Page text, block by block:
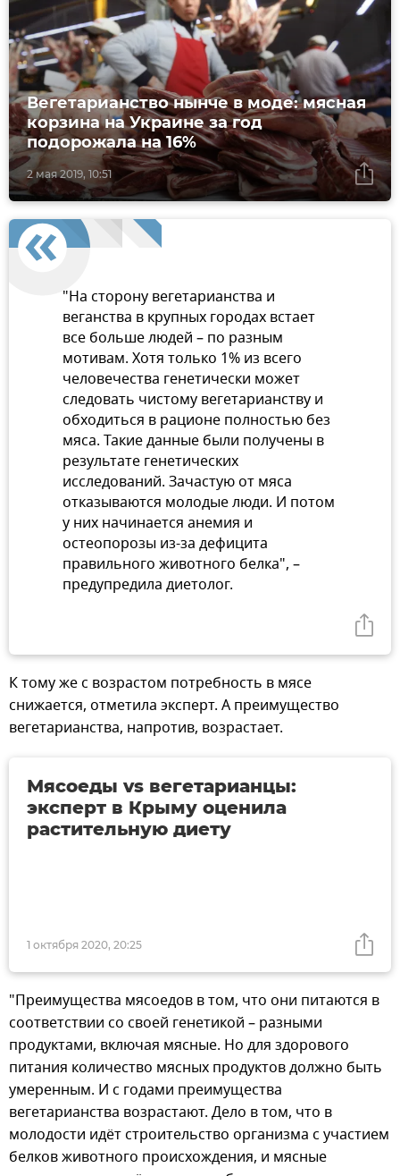
2 мая 2019, 10:51
Вегетарианство нынче в моде: мясная
корзина на Украине за год
подорожала на 16%
"На сторону вегетарианства и
веганства в крупных городах встает
все больше людей – по разным
мотивам. Хотя только 1% из всего
человечества генетически может
следовать чистому вегетарианству и
обходиться в рационе полностью без
мяса. Такие данные были получены в
результате генетических
исследований. Зачастую от мяса
отказываются молодые люди. И потом
у них начинается анемия и
остеопорозы из-за дефицита
правильного животного белка", –
предупредила диетолог.
К тому же с возрастом потребность в мясе
снижается, отметила эксперт. А преимущество
вегетарианства, напротив, возрастает.
1 октября 2020, 20:25
Мясоеды vs вегетарианцы:
эксперт в Крыму оценила
растительную диету
"Преимущества мясоедов в том, что они питаются в
соответствии со своей генетикой – разными
продуктами, включая мясные. Но для здорового
питания количество мясных продуктов должно быть
умеренным. И с годами преимущества
вегетарианства возрастают. Дело в том, что в
молодости идёт строительство организма с участием
белков животного происхождения, и мясные